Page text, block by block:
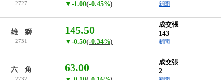
2727 ▼-1.00(-0.45%) 新聞
雄 獅
2731
145.50
▼-0.50(-0.34%)
成交張
143
新聞
六 角
2732
63.00 成交張
2